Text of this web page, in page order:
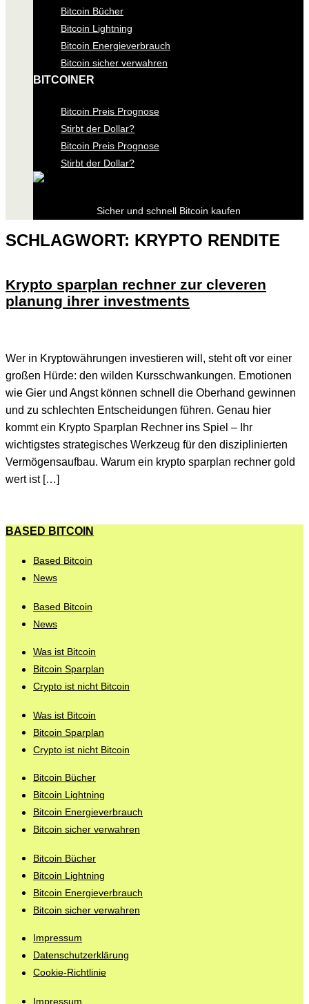
Bitcoin Bücher
Bitcoin Lightning
Bitcoin Energieverbrauch
Bitcoin sicher verwahren
BITCOINER
Bitcoin Preis Prognose
Stirbt der Dollar?
Bitcoin Preis Prognose
Stirbt der Dollar?
Sicher und schnell Bitcoin kaufen
SCHLAGWORT: KRYPTO RENDITE
Krypto sparplan rechner zur cleveren
planung ihrer investments
Wer in Kryptowährungen investieren will, steht oft vor einer
großen Hürde: den wilden Kursschwankungen. Emotionen
wie Gier und Angst können schnell die Oberhand gewinnen
und zu schlechten Entscheidungen führen. Genau hier
kommt ein Krypto Sparplan Rechner ins Spiel – Ihr
wichtigstes strategisches Werkzeug für den disziplinierten
Vermögensaufbau. Warum ein krypto sparplan rechner gold
wert ist […]
BASED BITCOIN
Based Bitcoin
News
Based Bitcoin
News
Was ist Bitcoin
Bitcoin Sparplan
Crypto ist nicht Bitcoin
Was ist Bitcoin
Bitcoin Sparplan
Crypto ist nicht Bitcoin
Bitcoin Bücher
Bitcoin Lightning
Bitcoin Energieverbrauch
Bitcoin sicher verwahren
Bitcoin Bücher
Bitcoin Lightning
Bitcoin Energieverbrauch
Bitcoin sicher verwahren
Impressum
Datenschutzerklärung
Cookie-Richtlinie
Impressum